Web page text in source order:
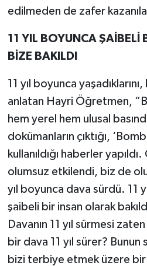
edilmeden de zafer
11 YIL BOYUNCA ŞAİBELİ
BİZE BAKILDI
11 yıl boyunca
anlatan Hayri Öğretmen,
hem yerel hem ulusal
dokümanların çıktığı,
kullanıldığı haberler
olumsuz etkilendi, biz de
yıl boyunca dava sürdü. 11
şaibeli bir insan olarak
Davanın 11 yıl sürmesi
bir dava 11 yıl sürer?
bizi terbiye etmek üzere